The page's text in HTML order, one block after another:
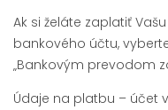
Ak si želáte zaplatiť
bankového účtu,
„Bankovým prevodom
Údaje na platbu – účet